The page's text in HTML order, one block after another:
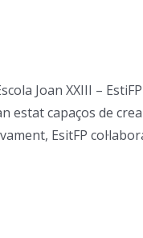
Joan XXIII –
estat capaços de
EsitFP